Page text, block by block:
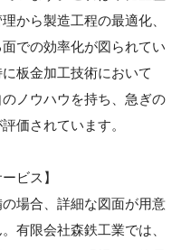
から製造工程の最適化、
での効率化が図られてい
板金加工技術において
ノウハウを持ち、急ぎの
価されています。
ビス】
場合、詳細な図面が用意
有限会社森鉄工業では、